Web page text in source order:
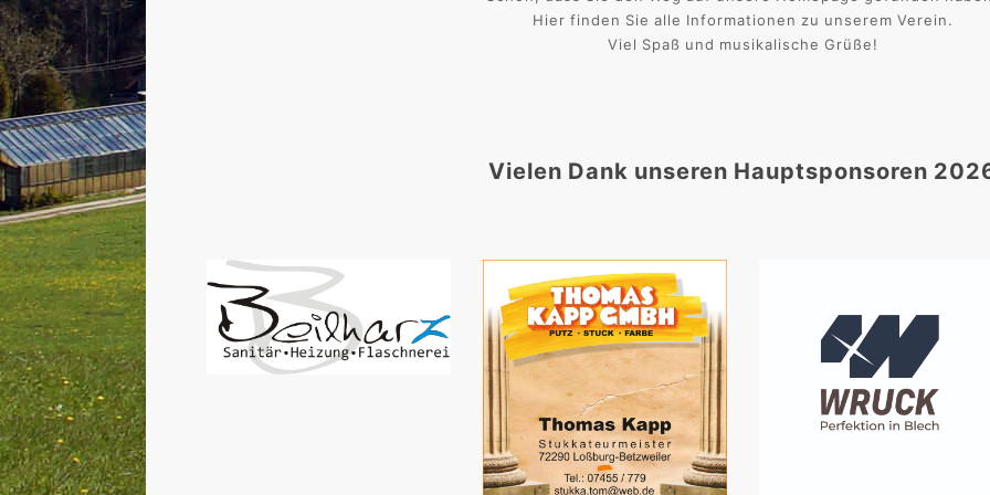
Hier finden Sie alle Informationen zu unserem Verein.
Viel Spaß und musikalische Grüße!
Vielen Dank unseren Hauptsponsoren